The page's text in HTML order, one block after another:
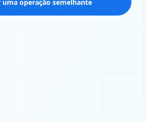
uma operação semelhante